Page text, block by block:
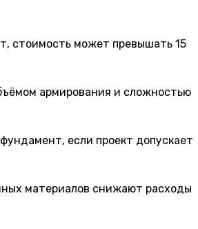
стоимость может превышать 15
армирования и сложностью
если проект допускает
материалов снижают расходы